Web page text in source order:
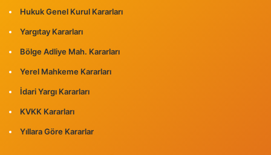
Hukuk Genel Kurul Kararları
Yargıtay Kararları
Bölge Adliye Mah. Kararları
Yerel Mahkeme Kararları
İdari Yargı Kararları
KVKK Kararları
Yıllara Göre Kararlar